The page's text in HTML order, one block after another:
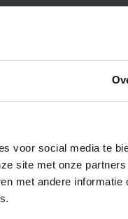
voor social media te
site met onze
met andere informatie
afstand van
realistisch beeld
wand-
Ook is er een